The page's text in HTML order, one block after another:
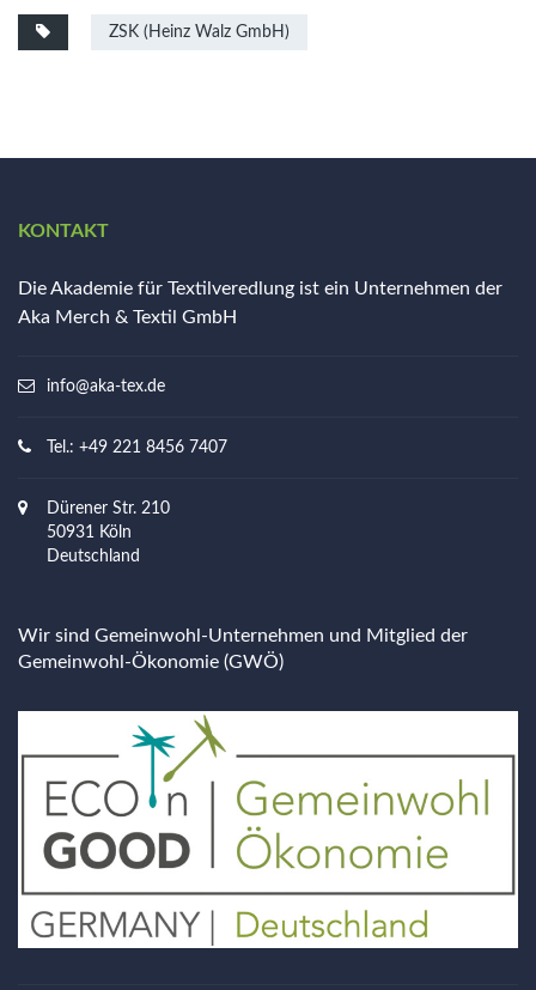
ZSK (Heinz Walz GmbH)
KONTAKT
Die Akademie für Textilveredlung ist ein Unternehmen der
Aka Merch & Textil GmbH
info@aka-tex.de
Tel.: +49 221 8456 7407
Dürener Str. 210
50931 Köln
Deutschland
Wir sind Gemeinwohl-Unternehmen und Mitglied der
Gemeinwohl-Ökonomie (GWÖ)